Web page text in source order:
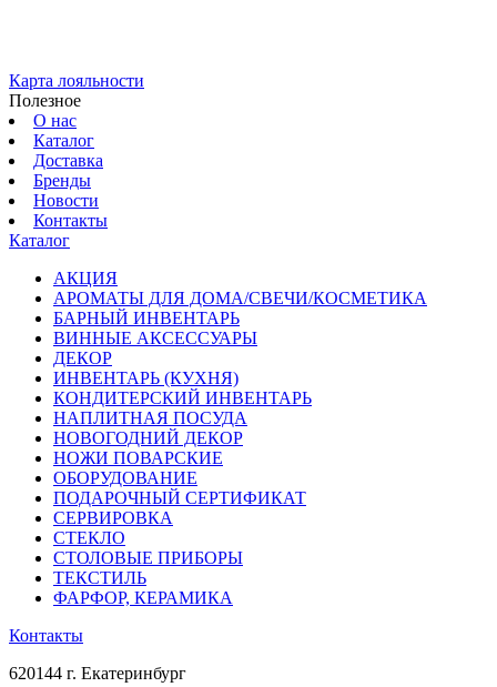
Карта лояльности
Полезное
О нас
Каталог
Доставка
Бренды
Новости
Контакты
Каталог
АКЦИЯ
АРОМАТЫ ДЛЯ ДОМА/СВЕЧИ/КОСМЕТИКА
БАРНЫЙ ИНВЕНТАРЬ
ВИННЫЕ АКСЕССУАРЫ
ДЕКОР
ИНВЕНТАРЬ (КУХНЯ)
КОНДИТЕРСКИЙ ИНВЕНТАРЬ
НАПЛИТНАЯ ПОСУДА
НОВОГОДНИЙ ДЕКОР
НОЖИ ПОВАРСКИЕ
ОБОРУДОВАНИЕ
ПОДАРОЧНЫЙ СЕРТИФИКАТ
СЕРВИРОВКА
СТЕКЛО
СТОЛОВЫЕ ПРИБОРЫ
ТЕКСТИЛЬ
ФАРФОР, КЕРАМИКА
Контакты
620144 г. Екатеринбург